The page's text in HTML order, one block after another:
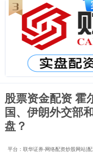
股票资金配资 霍
国、伊朗外交部
盘？
平台：联华证券-网络配资炒股网站|